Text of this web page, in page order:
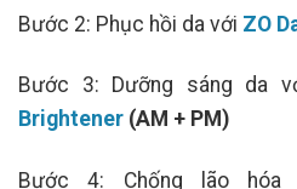
Bước 2: Phục hồi da với ZO
Bước 3: Dưỡng sáng da
Brightener (AM + PM)
Bước 4: Chống lão hóa